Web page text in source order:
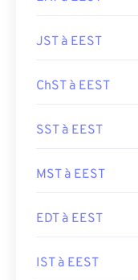
JST à EEST
ChST à EEST
SST à EEST
MST à EEST
EDT à EEST
IST à EEST